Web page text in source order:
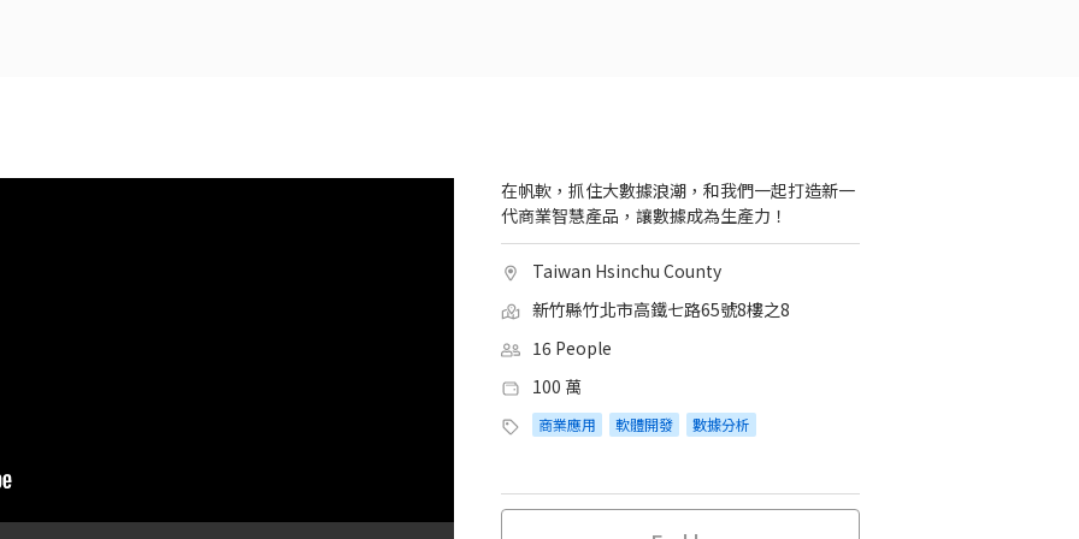
在帆軟，抓住大數據浪潮，和我們一起打造新一
代商業智慧產品，讓數據成為生產力！
Taiwan Hsinchu County
新竹縣竹北市高鐵七路65號8樓之8
16 People
100 萬
商業應用 軟體開發 數據分析